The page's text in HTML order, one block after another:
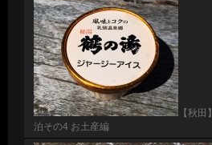
【秋
泊その4 お土産編